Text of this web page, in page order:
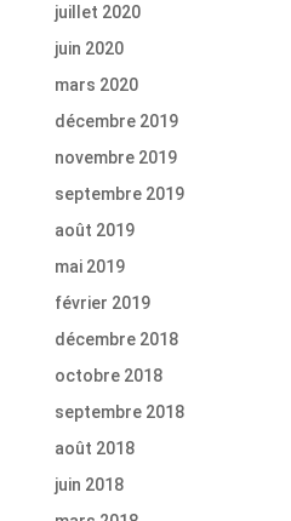
juillet 2020
juin 2020
mars 2020
décembre 2019
novembre 2019
septembre 2019
août 2019
mai 2019
février 2019
décembre 2018
octobre 2018
septembre 2018
août 2018
juin 2018